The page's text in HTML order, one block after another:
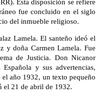
Esta disposición se refiere
fue concluido en el siglo
del inmueble religioso.
Lamela. El santeño ideó el
y doña Carmen Lamela. Fue
de Justicia. Don Nicanor
y sus advertencias,
año 1932, un texto pequeño
el 21 de abril de 1932.